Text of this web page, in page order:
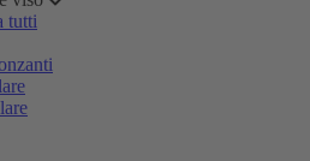
tutti